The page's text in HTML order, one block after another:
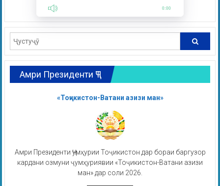
0:00
Амри Президенти ҶТ
«Тоҷикистон-Ватани азизи ман»
Амри Президенти Ҷумҳурии Тоҷикистон дар бораи баргузор
кардани озмуни ҷумҳуриявии «Тоҷикистон-Ватани азизи
ман» дар соли 2026.